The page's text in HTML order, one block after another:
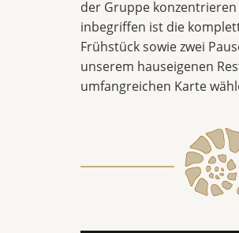
der Gruppe
inbegriffen ist die
Frühstück sowie zwei
unserem hauseigenen
umfangreichen Karte